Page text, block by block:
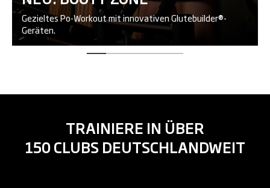
Gezieltes Po-Workout mit innovativen Glutebuilder®-
Geräten.
TRAINIERE IN ÜBER
150 CLUBS DEUTSCHLANDWEIT